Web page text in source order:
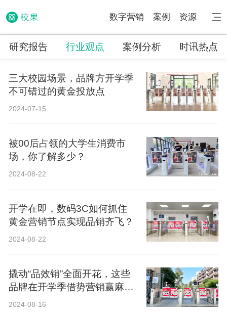
数字营销 案例 资源
研究报告 行业观点 案例分析 时讯热点
三大校园场景，品牌方开学季
不可错过的黄金投放点
2024-07-15
被00后占领的大学生消费市
场，你了解多少？
2024-08-22
开学在即，数码3C如何抓住
黄金营销节点实现品销齐飞？
2024-08-22
撬动“品效销”全面开花，这些
品牌在开学季借势营销赢麻
了！
2024-08-16